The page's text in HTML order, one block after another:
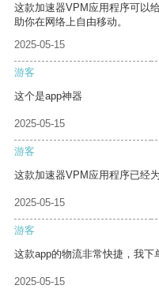
这款加速器VPM应用程序可以
助你在网络上自由移动。
2025-05-15
游客
这个是app神器
2025-05-15
游客
这款加速器VPM应用程序已经
2025-05-15
游客
这款app的物流非常快捷，我下
2025-05-15